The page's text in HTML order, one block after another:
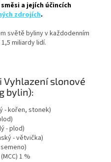
a jejích účincích
zdrojích.
světě byliny v každodenním
miliardy lidí.
Vyhlazení slonové
bylin):
- kořen, stonek)
- plod)
- větvička)
1 %